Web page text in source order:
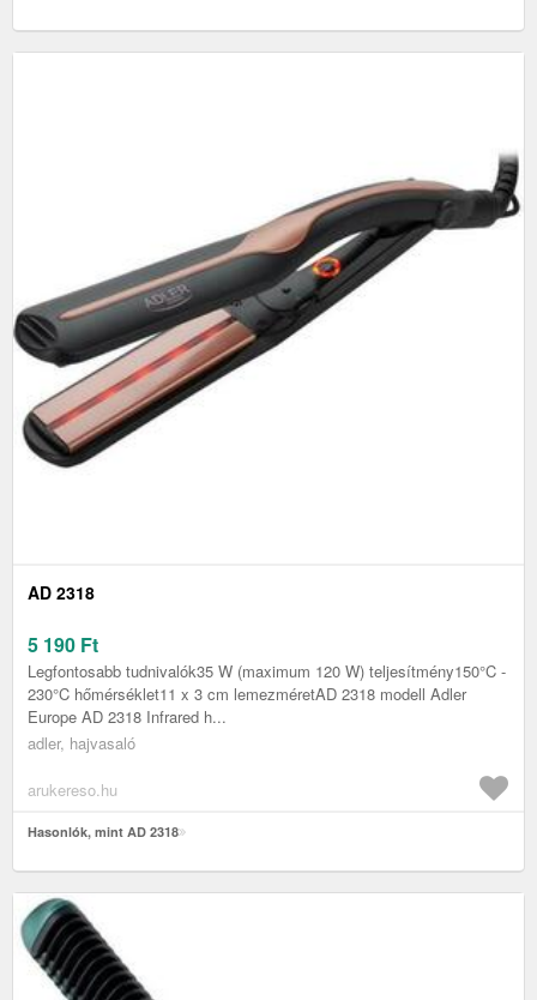
AD 2318
5 190 Ft
Legfontosabb tudnivalók35 W (maximum 120 W) teljesítmény150°C -
230°C hőmérséklet11 x 3 cm lemezméretAD 2318 modell Adler
Europe AD 2318 Infrared h...
adler, hajvasaló
arukereso.hu
Hasonlók, mint AD 2318